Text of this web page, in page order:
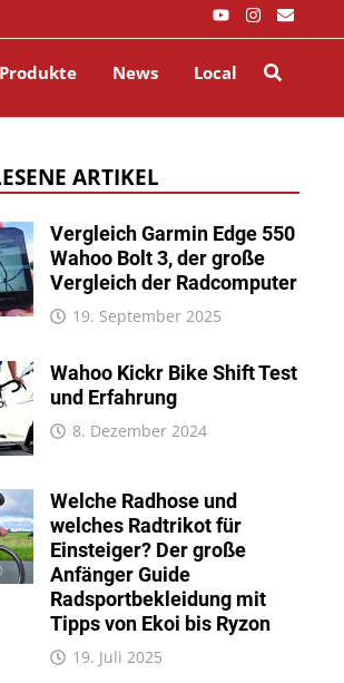
News Local
ARTIKEL
Vergleich Garmin Edge 550
Wahoo Bolt 3, der große
Vergleich der Radcomputer
19. September 2025
Wahoo Kickr Bike Shift Test
und Erfahrung
8. Dezember 2024
Welche Radhose und
welches Radtrikot für
Einsteiger? Der große
Anfänger Guide
Radsportbekleidung mit
Tipps von Ekoi bis Ryzon
19. Juli 2025